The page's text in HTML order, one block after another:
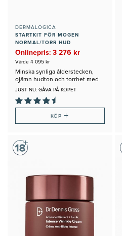
DERMALOGICA
STARTKIT FÖR MOGEN
NORMAL/TORR HUD
Onlinepris: 3 276 kr
Värde 4 095 kr
Minska synliga ålderstecken,
ojämn hudton och torrhet med
detta Startkit
JUST NU: GÅVA PÅ KÖPET
KÖP+